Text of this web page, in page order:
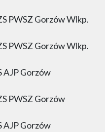
PWSZ Gorzów Wlkp.
PWSZ Gorzów Wlkp.
AJP Gorzów
PWSZ Gorzów
AJP Gorzów